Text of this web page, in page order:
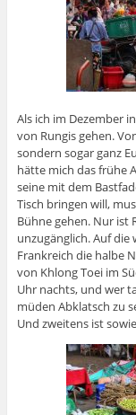
Als ich im Dezember
von Rungis gehen.
sondern sogar ganz
hätte mich das frühe
seine mit dem
Tisch bringen will,
Bühne gehen. Nur ist
unzugänglich. Auf die
Frankreich die halbe
von Khlong Toei im
Uhr nachts, und wer
müden Abklatsch zu
Und zweitens ist